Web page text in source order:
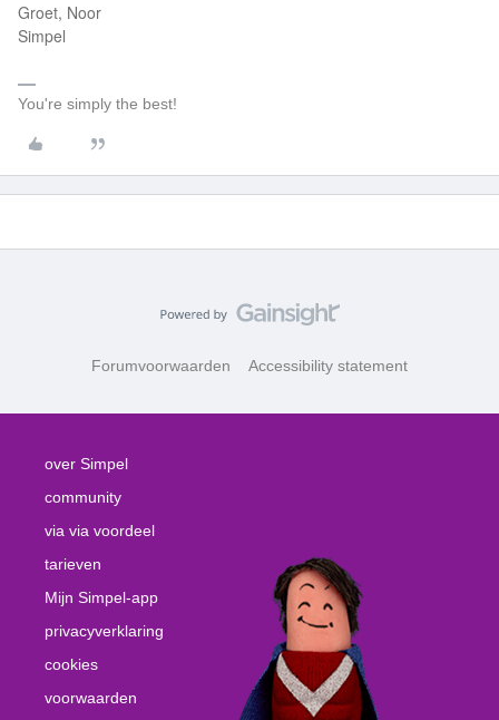
Groet, Noor
Simpel
You're simply the best!
Forumvoorwaarden Accessibility statement
over Simpel
community
via via voordeel
tarieven
Mijn Simpel-app
privacyverklaring
cookies
voorwaarden